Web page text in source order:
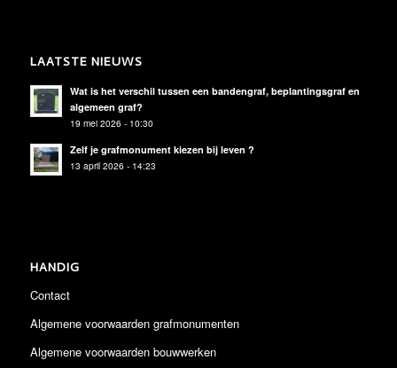
LAATSTE NIEUWS
Wat is het verschil tussen een bandengraf, beplantingsgraf en
algemeen graf?
19 mei 2026 - 10:30
Zelf je grafmonument kiezen bij leven ?
13 april 2026 - 14:23
HANDIG
Contact
Algemene voorwaarden grafmonumenten
Algemene voorwaarden bouwwerken